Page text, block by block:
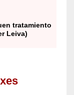
tratamiento
Leiva)